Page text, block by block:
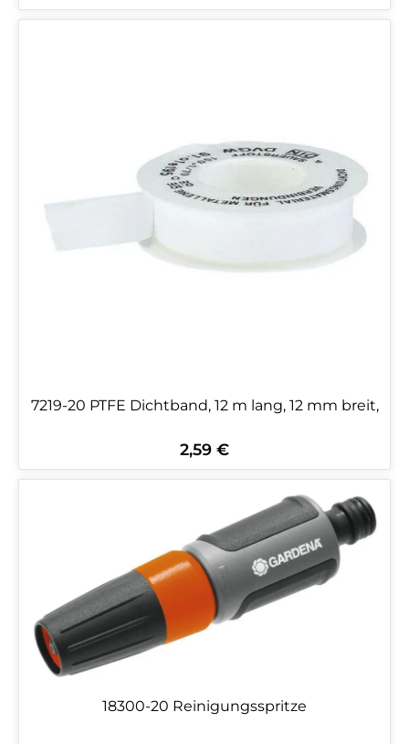
7219-20 PTFE Dichtband, 12 m lang, 12 mm breit,
Regulärer Preis:
2,59 €
18300-20 Reinigungsspritze